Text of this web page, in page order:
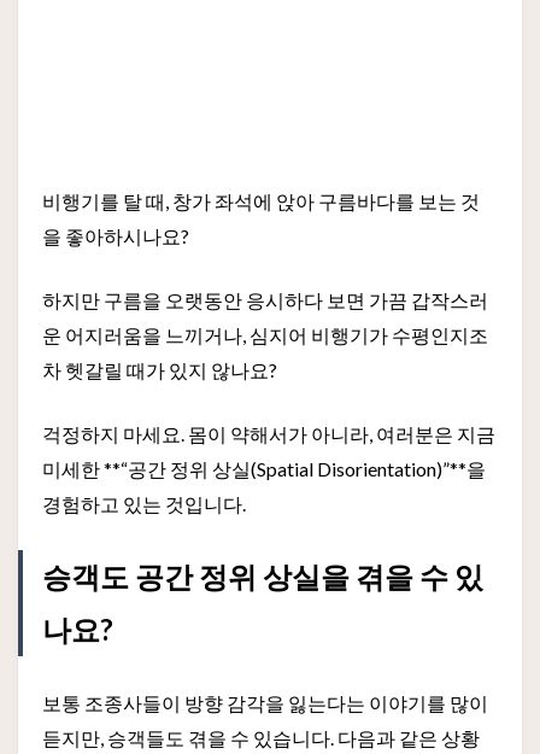
비행기를 탈 때, 창가 좌석에 앉아 구름바다를 보는 것
을 좋아하시나요?
하지만 구름을 오랫동안 응시하다 보면 가끔 갑작스러
운 어지러움을 느끼거나, 심지어 비행기가 수평인지조
차 헷갈릴 때가 있지 않나요?
걱정하지 마세요. 몸이 약해서가 아니라, 여러분은 지금
미세한 **“공간 정위 상실(Spatial Disorientation)”**을
경험하고 있는 것입니다.
승객도 공간 정위 상실을 겪을 수 있
나요?
보통 조종사들이 방향 감각을 잃는다는 이야기를 많이
듣지만, 승객들도 겪을 수 있습니다. 다음과 같은 상황